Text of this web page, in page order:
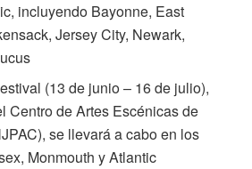
incluyendo Bayonne, East
Jersey City, Newark,
(13 de junio – 16 de julio),
Centro de Artes Escénicas de
se llevará a cabo en los
Monmouth y Atlantic